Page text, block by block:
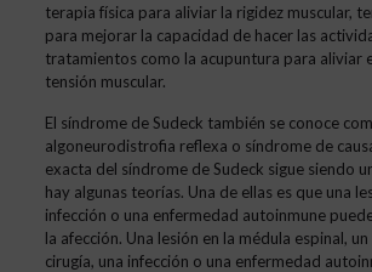
terapia física para aliviar la rigidez muscular,
para mejorar la capacidad de hacer las
tratamientos como la acupuntura para aliviar
tensión muscular.
El síndrome de Sudeck también se conoce
algoneurodistrofia reflexa o síndrome de
exacta del síndrome de Sudeck sigue siendo
hay algunas teorías. Una de ellas es que una
infección o una enfermedad autoinmune
la afección. Una lesión en la médula espinal,
cirugía, una infección o una enfermedad